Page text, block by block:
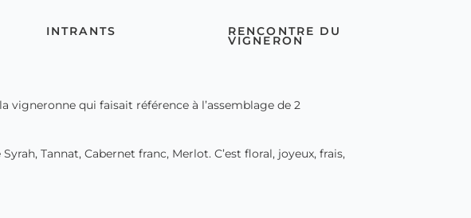
INTRANTS RENCONTRE DU
VIGNERON
vigneronne qui faisait référence à l’assemblage de 2
Tannat, Cabernet franc, Merlot. C’est floral, joyeux, frais,